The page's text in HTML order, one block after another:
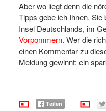
Aber wo liegt denn die
Tipps gebe ich Ihnen.
Insel Deutschlands, im
Vorpommern. Wer die
einen Kommentar zu
Meldung gewinnt: ein